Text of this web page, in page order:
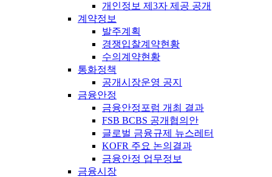
개인정보 제3자 제공 공개
계약정보
발주계획
경쟁입찰계약현황
수의계약현황
통화정책
공개시장운영 공지
금융안정
금융안정포럼 개최 결과
FSB BCBS 공개협의안
글로벌 금융규제 뉴스레터
KOFR 주요 논의결과
금융안정 업무정보
금융시장